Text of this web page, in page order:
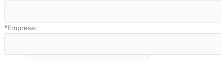
*Empresa: